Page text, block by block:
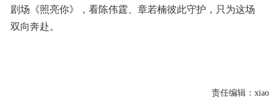
剧场《照亮你》，看陈伟霆、章若楠彼此守护，只为这场
双向奔赴。
责任编辑： xiao